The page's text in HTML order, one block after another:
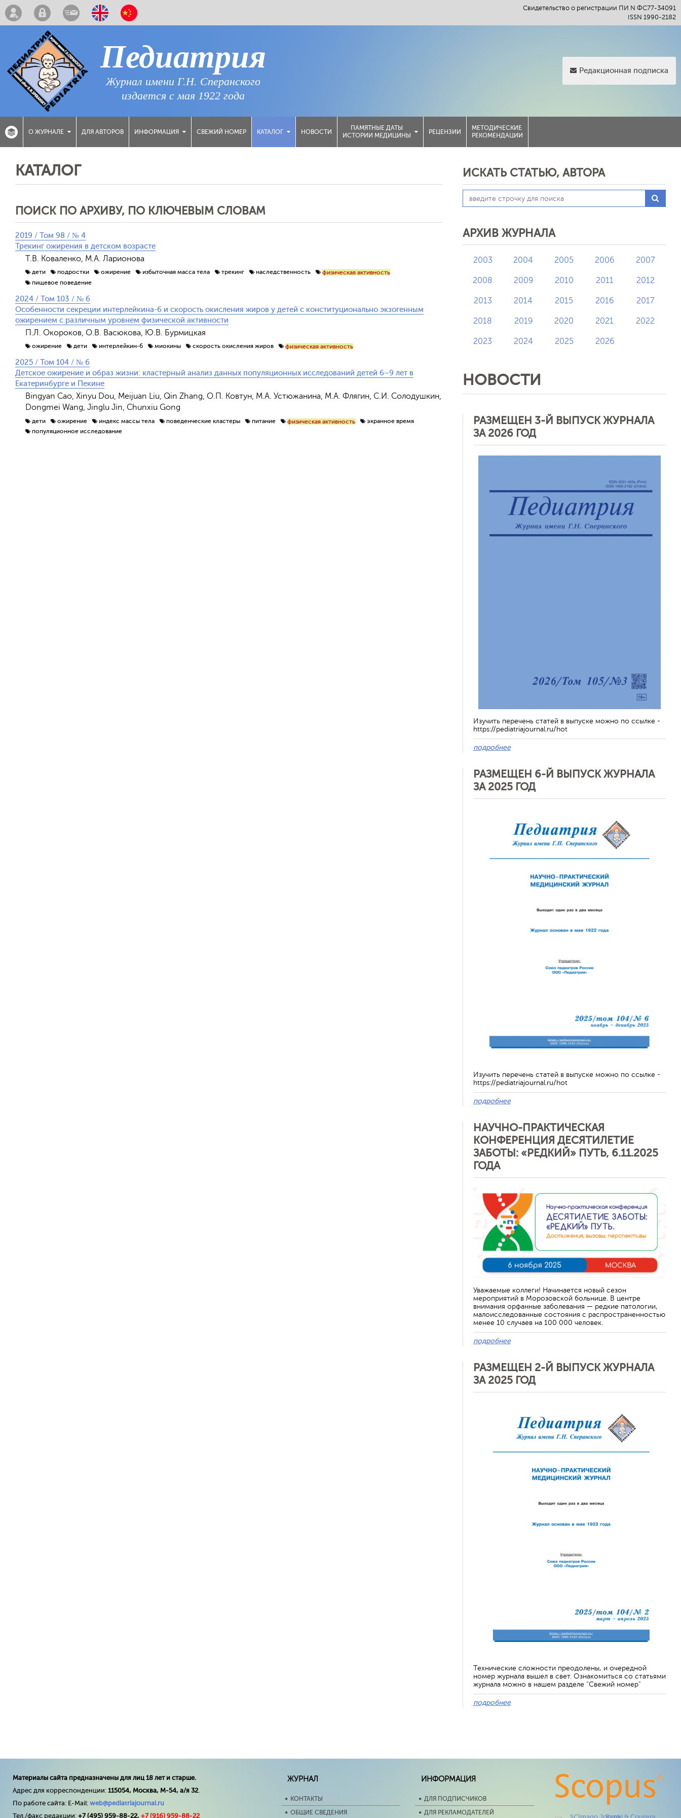
Свидетельство о регистрации ПИ N ФС77-34091
ISSN 1990-2182
Педиатрия
Журнал имени Г.Н. Сперанского
издается с мая 1922 года
Редакционная подписка
О ЖУРНАЛЕ ДЛЯ АВТОРОВ ИНФОРМАЦИЯ СВЕЖИЙ НОМЕР КАТАЛОГ НОВОСТИ
ПАМЯТНЫЕ ДАТЫ
ИСТОРИИ МЕДИЦИНЫ
РЕЦЕНЗИИ
МЕТОДИЧЕСКИЕ
РЕКОМЕНДАЦИИ
КАТАЛОГ
ПОИСК ПО АРХИВУ, ПО КЛЮЧЕВЫМ СЛОВАМ
2019 / Том 98 / № 4
Трекинг ожирения в детском возрасте
Т.В. Коваленко, М.А. Ларионова
дети подростки ожирение избыточная масса тела трекинг наследственность
физическая активность
пищевое поведение
2024 / Том 103 / № 6
Особенности секреции интерлейкина-6 и скорость окисления жиров у детей с конституционально экзогенным
ожирением с различным уровнем физической активности
П.Л. Окороков, О.В. Васюкова, Ю.В. Бурмицкая
ожирение дети интерлейкин-6 миокины скорость окисления жиров физическая активность
2025 / Том 104 / № 6
Детское ожирение и образ жизни: кластерный анализ данных популяционных исследований детей 6–9 лет в
Екатеринбурге и Пекине
Bingyan Cao, Xinyu Dou, Meijuan Liu, Qin Zhang, О.П. Ковтун, М.А. Устюжанина, М.А. Флягин, С.И. Солодушкин,
Dongmei Wang, Jinglu Jin, Chunxiu Gong
дети ожирение индекс массы тела поведенческие кластеры питание физическая активность
экранное время
популяционное исследование
ИСКАТЬ СТАТЬЮ, АВТОРА
АРХИВ ЖУРНАЛА
2003 2004 2005 2006 2007
2008 2009 2010 2011 2012
2013 2014 2015 2016 2017
2018 2019 2020 2021 2022
2023 2024 2025 2026
НОВОСТИ
РАЗМЕЩЕН 3-Й ВЫПУСК ЖУРНАЛА
ЗА 2026 ГОД
Изучить перечень статей в выпуске можно по ссылке -
https://pediatriajournal.ru/hot
подробнее
РАЗМЕЩЕН 6-Й ВЫПУСК ЖУРНАЛА
ЗА 2025 ГОД
Изучить перечень статей в выпуске можно по ссылке -
https://pediatriajournal.ru/hot
подробнее
НАУЧНО-ПРАКТИЧЕСКАЯ
КОНФЕРЕНЦИЯ ДЕСЯТИЛЕТИЕ
ЗАБОТЫ: «РЕДКИЙ» ПУТЬ, 6.11.2025
ГОДА
Уважаемые коллеги! Начинается новый сезон
мероприятий в Морозовской больнице. В центре
внимания орфанные заболевания — редкие патологии,
малоисследованные состояния с распространенностью
менее 10 случаев на 100 000 человек.
подробнее
РАЗМЕЩЕН 2-Й ВЫПУСК ЖУРНАЛА
ЗА 2025 ГОД
Технические сложности преодолены, и очередной
номер журнала вышел в свет. Ознакомиться со статьями
журнала можно в нашем разделе "Свежий номер"
подробнее
Материалы сайта предназначены для лиц 18 лет и старше.
Адрес для корреспонденции: 115054, Москва, М-54, а/я 32.
По работе сайта: E-Mail: web@pediatriajournal.ru
Тел./факс редакции: +7 (495) 959-88-22, +7 (916) 959-88-22
ЖУРНАЛ
КОНТАКТЫ
ОБЩИЕ СВЕДЕНИЯ
ИНФОРМАЦИЯ
ДЛЯ ПОДПИСЧИКОВ
ДЛЯ РЕКЛАМОДАТЕЛЕЙ
Обратная связь
Отменить